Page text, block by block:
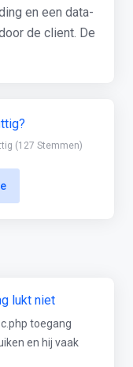
en een data-
de client. De
(127 Stemmen)
lukt niet
toegang
en hij vaak